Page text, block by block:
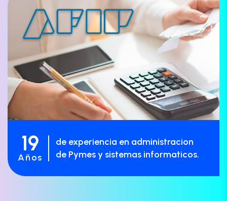
19
Años
de experiencia en administracion
de Pymes y sistemas informaticos.